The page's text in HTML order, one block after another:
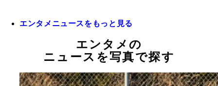
エンタメニュースをもっと見る
エンタメの
ニュースを写真で探す